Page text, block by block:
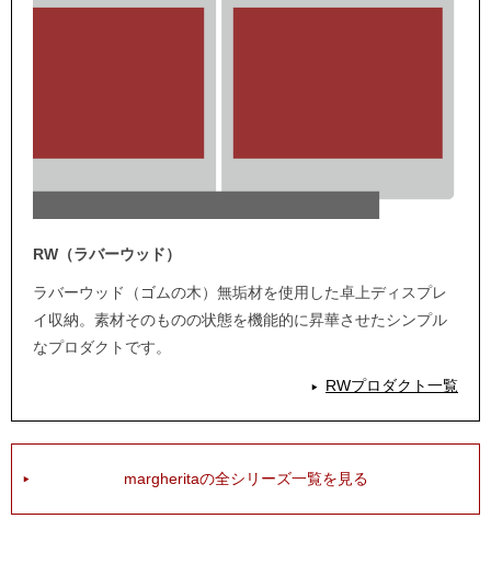
RW（ラバーウッド）
ラバーウッド（ゴムの木）無垢材を使用した卓上ディスプレ
イ収納。素材そのものの状態を機能的に昇華させたシンプル
なプロダクトです。
RWプロダクト一覧
margheritaの全シリーズ一覧を見る